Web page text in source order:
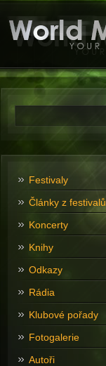
Festivaly
Články z festivalů
Koncerty
Knihy
Odkazy
Rádia
Klubové pořady
Fotogalerie
Autoři